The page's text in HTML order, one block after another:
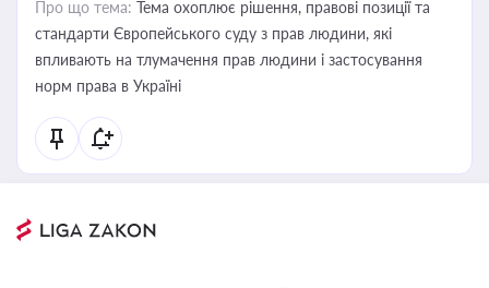
Про що тема: Тема охоплює рішення, правові позиції та
стандарти Європейського суду з прав людини, які
впливають на тлумачення прав людини і застосування
норм права в Україні